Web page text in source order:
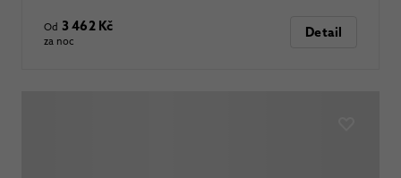
Od 3 462 Kč
za noc
Detail